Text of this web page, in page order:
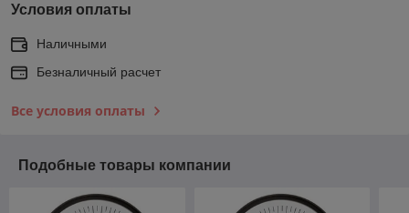
Условия оплаты
Наличными
Безналичный расчет
Все условия оплаты
Подобные товары компании